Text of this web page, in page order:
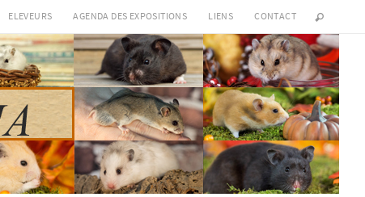
ELEVEURS AGENDA DES EXPOSITIONS LIENS CONTACT